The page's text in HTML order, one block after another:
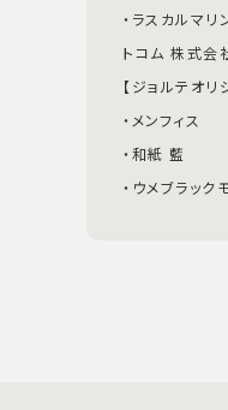
・ラスカルマリ
トコム 株式会
【ジョルテオ
・メンフィス
・和紙 藍
・ウメブラック